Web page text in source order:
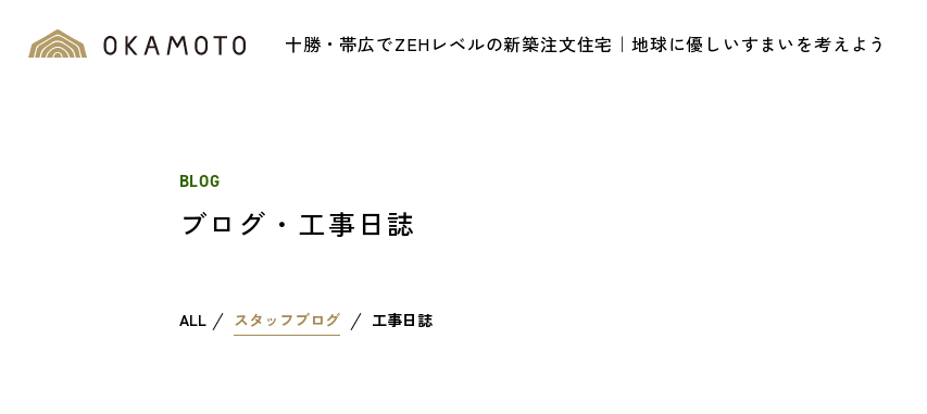
十勝・帯広でZEHレベルの新築注文住宅｜地球に優しいすまいを考えよう
BLOG
ブログ・工事日誌
ALL スタッフブログ 工事日誌